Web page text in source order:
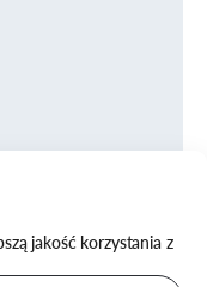
DESIGN&CODE
jakość korzystania z